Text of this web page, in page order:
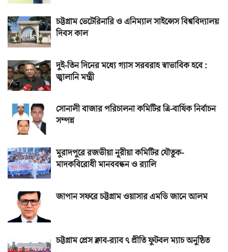
চট্টগ্রাম ভেটেরিনারি ও এনিম্যাল সাইন্সেস বিশ্ববিদ্যালয়
দিবস কাল
দুই-তিন দিনের মধ্যে গ্যাস সরবরাহ স্বাভাবিক হবে :
জ্বালানি মন্ত্রী
সোনালী বাজার পরিচালনা কমিটির ত্রি-বার্ষিক নির্বাচন
সম্পন্ন
মুরাদপুরে রজভীয়া নূরীয়া কমিটির যৌতুক-
মাদকবিরোধী মানববন্ধন ও র‌্যালি
জাপান সফরে চট্টগ্রাম ওয়াসার এমডি জানে আলম
চট্টগ্রাম প্রেস ক্লাব-র‌্যাব ৭ প্রীতি ফুটবল ম্যাচ অনুষ্ঠিত